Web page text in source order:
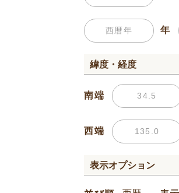
年
緯度・経度
南端
西端
表示オプション